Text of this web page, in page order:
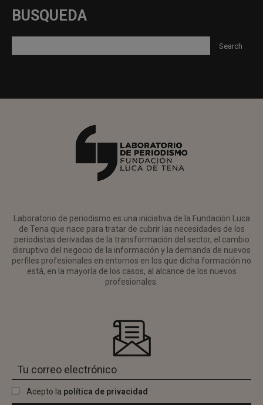
BUSQUEDA
Laboratorio de periodismo es una iniciativa de la Fundación Luca
de Tena que nace para tratar de cubrir las necesidades de los
periodistas derivadas de la transformación del sector, el cambio
disruptivo del negocio de la información y la demanda de nuevos
perfiles profesionales en entornos en los que dicha formación no
está, en la mayoría de los casos, al alcance de los nuevos
profesionales.
Acepto la política de privacidad